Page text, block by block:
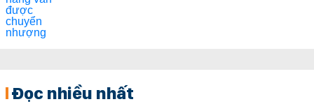
Đọc nhiều nhất